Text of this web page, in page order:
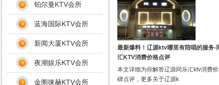
最新爆料！辽源ktv哪里有陪唱的服务-
汇KTV消费价格点评
本文详细为你解答辽源同乐汇ktv消费
碑点评，更多关于辽源k
铂尔曼KTV会所
蓝海国际KTV会所
新闻大厦KTV会所
夜潮娱乐KTV会所
金阁徕赫KTV会所